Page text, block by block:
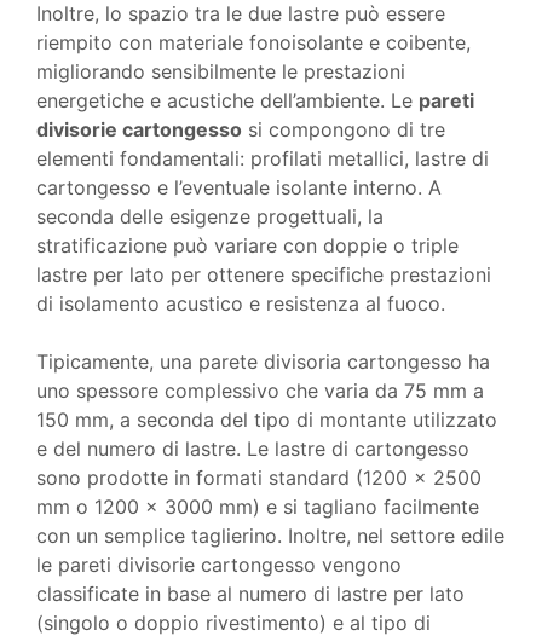
Inoltre, lo spazio tra le due lastre può essere
riempito con materiale fonoisolante e coibente,
migliorando sensibilmente le prestazioni
energetiche e acustiche dell’ambiente. Le pareti
divisorie cartongesso si compongono di tre
elementi fondamentali: profilati metallici, lastre di
cartongesso e l’eventuale isolante interno. A
seconda delle esigenze progettuali, la
stratificazione può variare con doppie o triple
lastre per lato per ottenere specifiche prestazioni
di isolamento acustico e resistenza al fuoco.
Tipicamente, una parete divisoria cartongesso ha
uno spessore complessivo che varia da 75 mm a
150 mm, a seconda del tipo di montante utilizzato
e del numero di lastre. Le lastre di cartongesso
sono prodotte in formati standard (1200 x 2500
mm o 1200 x 3000 mm) e si tagliano facilmente
con un semplice taglierino. Inoltre, nel settore edile
le pareti divisorie cartongesso vengono
classificate in base al numero di lastre per lato
(singolo o doppio rivestimento) e al tipo di